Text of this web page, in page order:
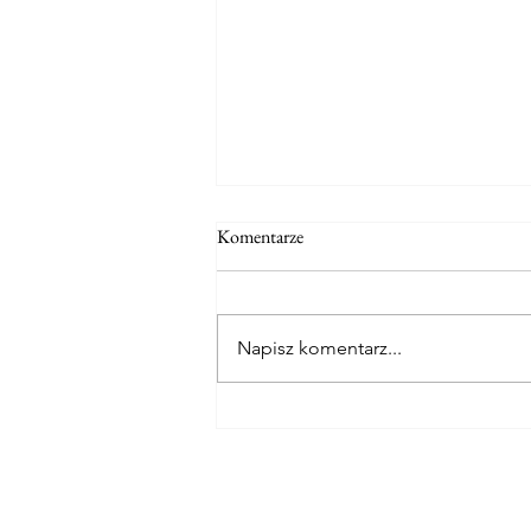
Sierpień oferta wakacyjna!
Komentarze
Napisz komentarz...